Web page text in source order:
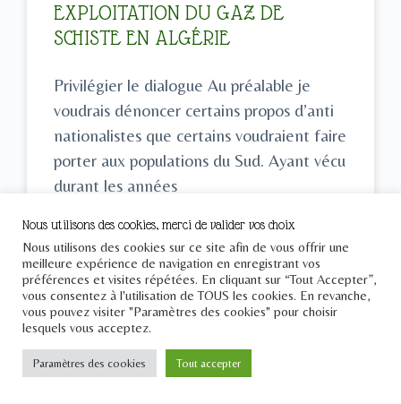
EXPLOITATION DU GAZ DE
SCHISTE EN ALGÉRIE
Privilégier le dialogue Au préalable je
voudrais dénoncer certains propos d’anti
nationalistes que certains voudraient faire
porter aux populations du Sud. Ayant vécu
durant les années
Abderrahmane Mebtoul 19/03/2024
Nous utilisons des cookies, merci de valider vos choix
Nous utilisons des cookies sur ce site afin de vous offrir une
meilleure expérience de navigation en enregistrant vos
préférences et visites répétées. En cliquant sur “Tout Accepter”,
vous consentez à l'utilisation de TOUS les cookies. En revanche,
vous pouvez visiter "Paramètres des cookies" pour choisir
lesquels vous acceptez.
Paramètres des cookies Tout accepter